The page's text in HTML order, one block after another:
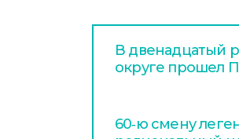
В двенадцатый
округе прошел
60‑ю смену